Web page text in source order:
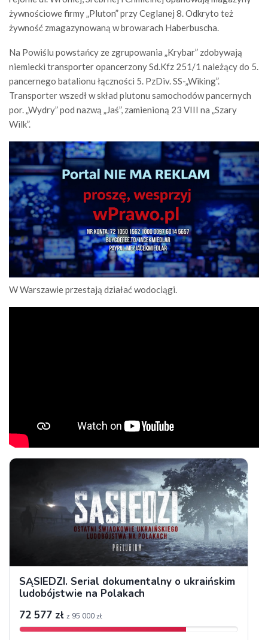
żywnościowe firmy „Pluton” przy Ceglanej 8. Odkryto też
żywność zmagazynowaną w browarach Haberbuscha.
Na Powiślu powstańcy ze zgrupowania „Krybar” zdobywają
niemiecki transporter opancerzony Sd.Kfz 251/1 należący do 5.
pancernego batalionu łączności 5. PzDiv. SS-„Wiking”.
Transporter wszedł w skład plutonu samochodów pancernych
por. „Wydry” pod nazwą „Jaś”, zamienioną 23 VIII na „Szary
Wilk”.
W Warszawie przestają działać wodociągi.